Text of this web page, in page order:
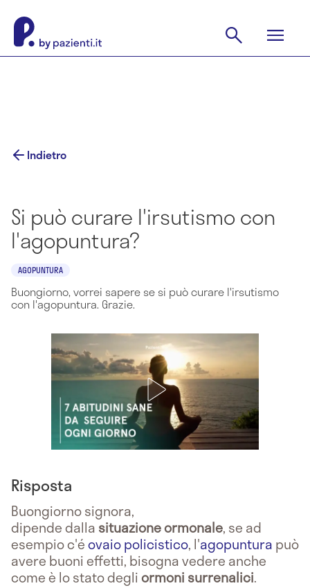
Indietro
Si può curare l'irsutismo con
l'agopuntura?
AGOPUNTURA
Buongiorno, vorrei sapere se si può curare l'irsutismo
con l'agopuntura. Grazie.
Risposta
Buongiorno signora,
dipende dalla situazione ormonale, se ad
esempio c'éovaio policistico, l'agopuntura può
avere buoni effetti, bisogna vedere anche
come è lo stato degliormoni surrenalici.